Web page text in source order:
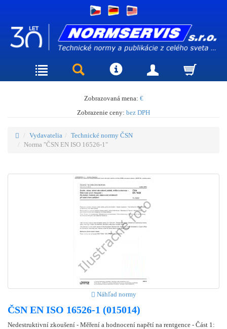
Zobrazovaná mena: €
Zobrazenie ceny: bez DPH
Vydavatelia
Technické normy ČSN
Norma "ČSN EN ISO 16526-1"
Náhľad normy
ČSN EN ISO 16526-1 (015014)
Nedestruktivní zkoušení - Měření a hodnocení napětí na rentgence - Část 1: